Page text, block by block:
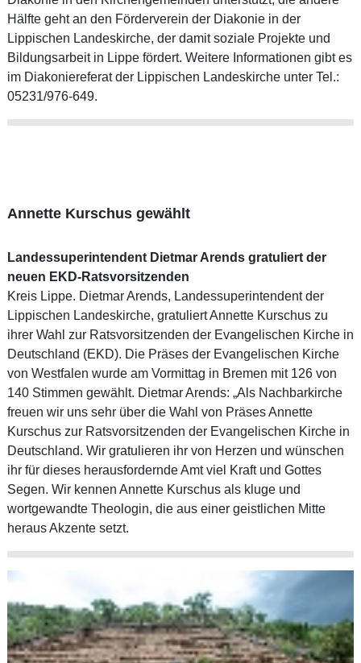
Hälfte geht an den Förderverein der Diakonie in der
Lippischen Landeskirche, der damit soziale Projekte und
Bildungsarbeit in Lippe fördert. Weitere Informationen gibt es
im Diakoniereferat der Lippischen Landeskirche unter Tel.:
05231/976-649.
Annette Kurschus gewählt
Landessuperintendent Dietmar Arends gratuliert der
neuen EKD-Ratsvorsitzenden
Kreis Lippe. Dietmar Arends, Landessuperintendent der
Lippischen Landeskirche, gratuliert Annette Kurschus zu
ihrer Wahl zur Ratsvorsitzenden der Evangelischen Kirche in
Deutschland (EKD). Die Präses der Evangelischen Kirche
von Westfalen wurde am Vormittag in Bremen mit 126 von
140 Stimmen gewählt. Dietmar Arends: „Als Nachbarkirche
freuen wir uns sehr über die Wahl von Präses Annette
Kurschus zur Ratsvorsitzenden der Evangelischen Kirche in
Deutschland. Wir gratulieren ihr von Herzen und wünschen
ihr für dieses herausfordernde Amt viel Kraft und Gottes
Segen. Wir kennen Annette Kurschus als kluge und
wortgewandte Theologin, die aus einer geistlichen Mitte
heraus Akzente setzt.